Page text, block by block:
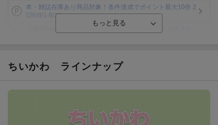
本・雑誌在庫あり商品対象！条件達成でポイント最大10倍 2
026/8/1-8/31
分け！
エントリー＆3,000円以上購入で無料データSIM（3GB/月プ
ちいかわ ラインナップ